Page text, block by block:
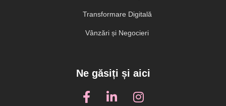
Transformare Digitală
Vânzări și Negocieri
Ne găsiți și aici